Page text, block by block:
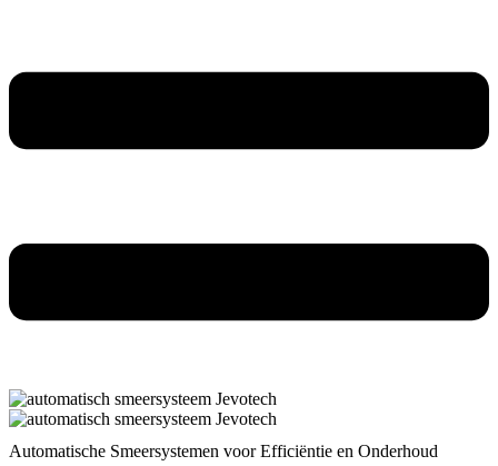
Automatische Smeersystemen voor Efficiëntie en Onderhoud